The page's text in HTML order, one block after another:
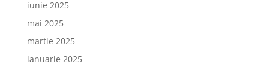
iunie 2025
mai 2025
martie 2025
ianuarie 2025